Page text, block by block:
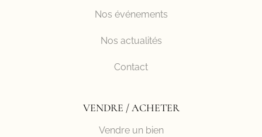
Nos événements
Nos actualités
Contact
VENDRE / ACHETER
Vendre un bien